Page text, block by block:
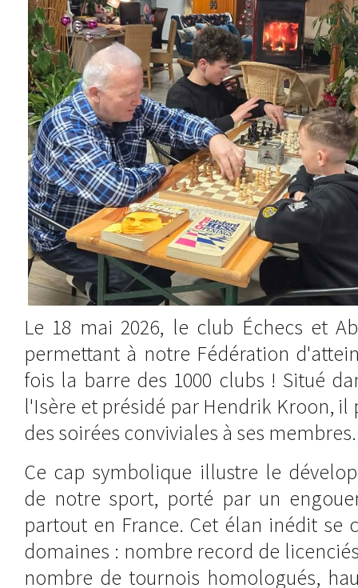
Le 18 mai 2026, le club Échecs et
permettant à notre Fédération
fois la barre des 1000 clubs ! Situé
l'Isère et présidé par Hendrik Kroon, il
des soirées conviviales à ses membres.
Ce cap symbolique illustre le
de notre sport, porté par un
partout en France. Cet élan inédit se
domaines : nombre record de
nombre de tournois homologués,